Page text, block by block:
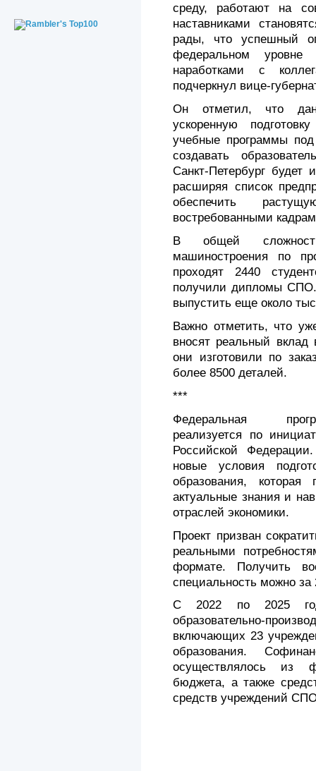
среду, работают на
наставниками
рады, что успешный
федеральном
наработками с
подчеркнул вице-
Он отметил, что
ускоренную
учебные программы
создавать
Санкт‑Петербург
расширяя список
обеспечить
востребованными
В общей
машиностроения по
проходят 2440
получили дипломы
выпустить еще около
Важно отметить, что
вносят реальный вклад
они изготовили по
более 8500 деталей.
***
Федеральная
реализуется по
Российской
новые условия
образования,
актуальные знания и
отраслей экономики.
Проект призван
реальными
формате. Получить
специальность можно за
С 2022 по 2025
образовательно-
включающих 23
образования.
осуществлялось из
бюджета, а также
средств учреждений